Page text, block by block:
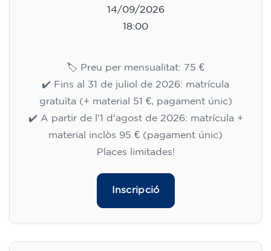
14/09/2026
18:00
🏷️ Preu per mensualitat: 75 €
✔️ Fins al 31 de juliol de 2026: matrícula
gratuïta (+ material 51 €, pagament únic)
✔️ A partir de l'1 d'agost de 2026: matrícula +
material inclòs 95 € (pagament únic)
Places limitades!
Inscripció